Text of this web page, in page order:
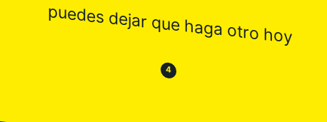
puedes dejar que haga otro hoy
😒 4 😂